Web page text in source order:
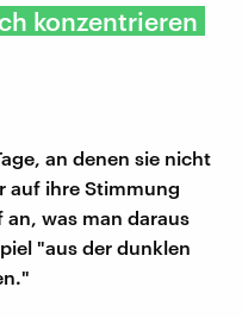
konzentrieren
an denen sie nicht
auf ihre Stimmung
was man daraus
"aus der dunklen